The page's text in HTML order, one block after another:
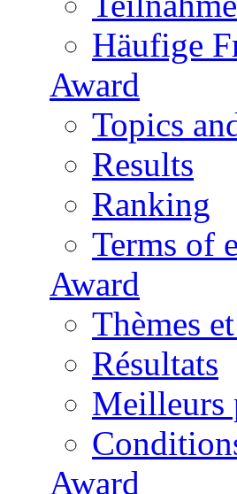
Häufige
Award
Topics
Results
Ranking
Terms of
Award
Thèmes
Résultats
Meilleurs
Award